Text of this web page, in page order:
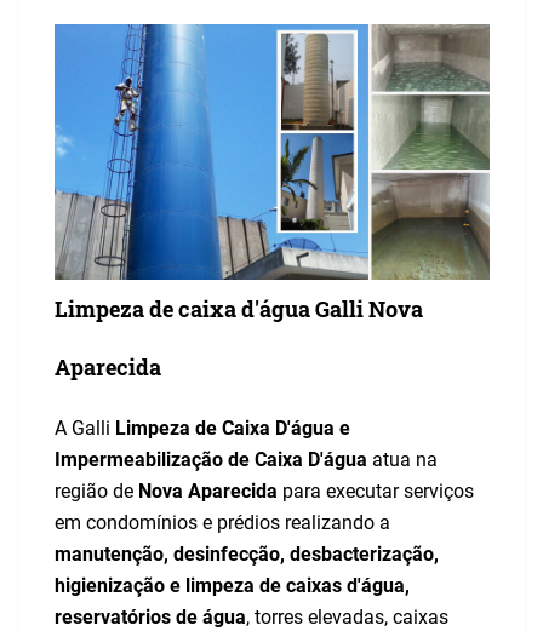
Limpeza de caixa d'água Galli Nova
Aparecida
A Galli Limpeza de Caixa D'água e
Impermeabilização de Caixa D'água atua na
região de Nova Aparecida para executar serviços
em condomínios e prédios realizando a
manutenção, desinfecção, desbacterização,
higienização e limpeza de caixas d'água,
reservatórios de água, torres elevadas, caixas